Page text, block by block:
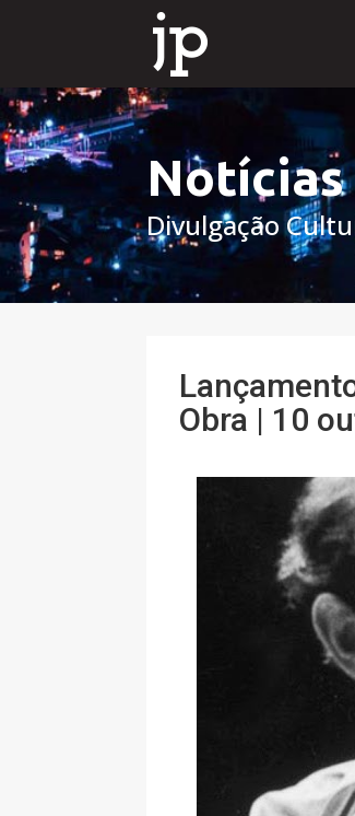
Notícias
Divulgação
Obra | 10